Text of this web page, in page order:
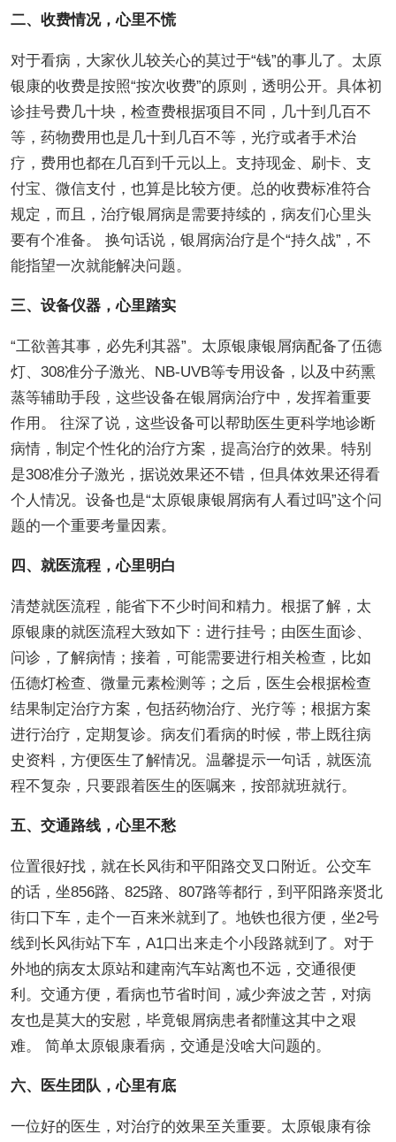
二、收费情况，心里不慌
对于看病，大家伙儿较关心的莫过于“钱”的事儿了。太原
银康的收费是按照“按次收费”的原则，透明公开。具体初
诊挂号费几十块，检查费根据项目不同，几十到几百不
等，药物费用也是几十到几百不等，光疗或者手术治
疗，费用也都在几百到千元以上。支持现金、刷卡、支
付宝、微信支付，也算是比较方便。总的收费标准符合
规定，而且，治疗银屑病是需要持续的，病友们心里头
要有个准备。 换句话说，银屑病治疗是个“持久战”，不
能指望一次就能解决问题。
三、设备仪器，心里踏实
“工欲善其事，必先利其器”。太原银康银屑病配备了伍德
灯、308准分子激光、NB-UVB等专用设备，以及中药熏
蒸等辅助手段，这些设备在银屑病治疗中，发挥着重要
作用。 往深了说，这些设备可以帮助医生更科学地诊断
病情，制定个性化的治疗方案，提高治疗的效果。特别
是308准分子激光，据说效果还不错，但具体效果还得看
个人情况。设备也是“太原银康银屑病有人看过吗”这个问
题的一个重要考量因素。
四、就医流程，心里明白
清楚就医流程，能省下不少时间和精力。根据了解，太
原银康的就医流程大致如下：进行挂号；由医生面诊、
问诊，了解病情；接着，可能需要进行相关检查，比如
伍德灯检查、微量元素检测等；之后，医生会根据检查
结果制定治疗方案，包括药物治疗、光疗等；根据方案
进行治疗，定期复诊。病友们看病的时候，带上既往病
史资料，方便医生了解情况。温馨提示一句话，就医流
程不复杂，只要跟着医生的医嘱来，按部就班就行。
五、交通路线，心里不愁
位置很好找，就在长风街和平阳路交叉口附近。公交车
的话，坐856路、825路、807路等都行，到平阳路亲贤北
街口下车，走个一百来米就到了。地铁也很方便，坐2号
线到长风街站下车，A1口出来走个小段路就到了。对于
外地的病友太原站和建南汽车站离也不远，交通很便
利。交通方便，看病也节省时间，减少奔波之苦，对病
友也是莫大的安慰，毕竟银屑病患者都懂这其中之艰
难。 简单太原银康看病，交通是没啥大问题的。
六、医生团队，心里有底
一位好的医生，对治疗的效果至关重要。太原银康有徐